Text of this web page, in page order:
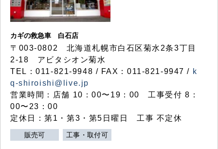
カギの救急車 白石店
〒003-0802 北海道札幌市白石区菊水2条3丁目
2-18 アビタシオン菊水
TEL：011-821-9948 / FAX：011-821-9947 / k
q-shiroishi@live.jp
営業時間：店舗 10：00〜19：00 工事受付 8：
00〜23：00
定休日：第1・第3・第5日曜日 工事 不定休
販売可 工事・取付可